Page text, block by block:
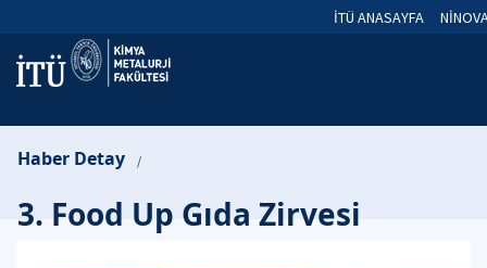
İTÜ ANASAYFA
Haber Detay /
3. Food Up Gıda Zirvesi